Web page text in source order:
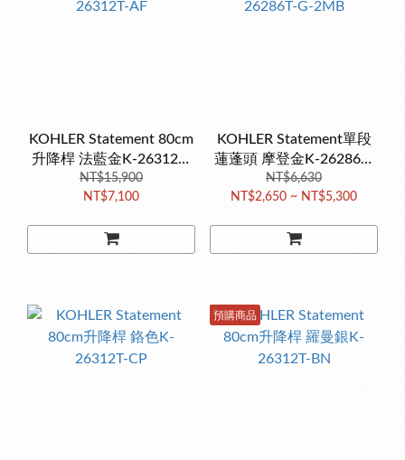
KOHLER Statement 80cm
升降桿 法藍金K-26312T-
AF
NT$15,900
NT$7,100
KOHLER Statement單段
蓮蓬頭 摩登金K-26286T-
G-2MB
NT$6,630
NT$2,650 ~ NT$5,300
預購商品